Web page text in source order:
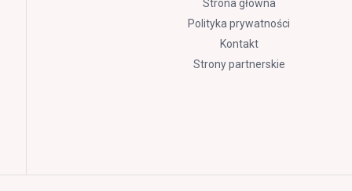
Strona główna
Polityka prywatności
Kontakt
Strony partnerskie